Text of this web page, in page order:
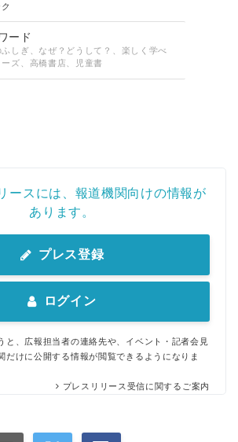
ード
ふしぎ、なぜ？どうして？、楽しく学べ
ーズ、高橋書店、児童書
ースには、報道機関向けの情報が
あります。
プレス登録
ログイン
と、広報担当者の連絡先や、イベント・記者会見
だけに公開する情報が閲覧できるようになりま
プレスリリース受信に関するご案内